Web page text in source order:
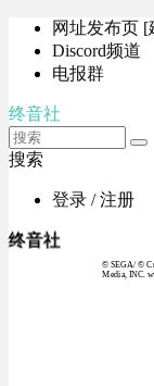
网址发布页
Discord频道
电报群
终音社
搜索
登录 / 注册
终音社
© SEGA / ©
Media, INC.